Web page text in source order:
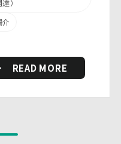
ータを取扱う区域において、従業員
込む機器等の制限を行うとともに、
データを取り扱う機器、電子媒体及
失等を防止するための措置を講じてい
内外の移動を含め、個人情報を取
ース等の範囲を限定しています。
）
介
READ MORE